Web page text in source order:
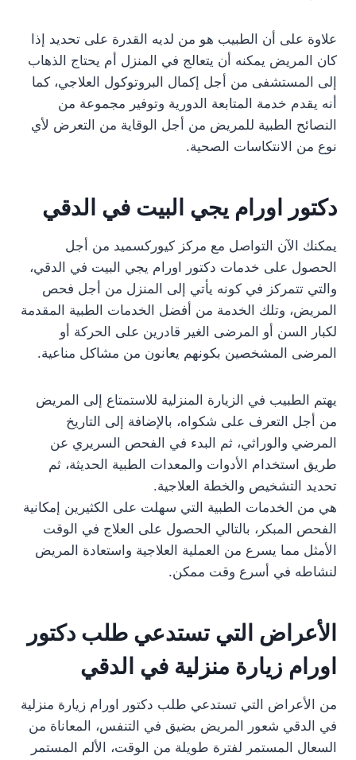
علاوة على أن الطبيب هو من لديه القدرة على تحديد إذا
كان المريض يمكنه أن يتعالج في المنزل أم يحتاج الذهاب
إلى المستشفى من أجل إكمال البروتوكول العلاجي، كما
أنه يقدم خدمة المتابعة الدورية وتوفير مجموعة من
النصائح الطبية للمريض من أجل الوقاية من التعرض لأي
نوع من الانتكاسات الصحية.
دكتور اورام يجي البيت في الدقي
يمكنك الآن التواصل مع مركز كيوركسميد من أجل
الحصول على خدمات دكتور اورام يجي البيت في الدقي،
والتي تتمركز في كونه يأتي إلى المنزل من أجل فحص
المريض، وتلك الخدمة من أفضل الخدمات الطبية المقدمة
لكبار السن أو المرضى الغير قادرين على الحركة أو
المرضى المشخصين بكونهم يعانون من مشاكل مناعية.
يهتم الطبيب في الزيارة المنزلية للاستمتاع إلى المريض
من أجل التعرف على شكواه، بالإضافة إلى التاريخ
المرضي والوراثي، ثم البدء في الفحص السريري عن
طريق استخدام الأدوات والمعدات الطبية الحديثة، ثم
تحديد التشخيص والخطة العلاجية.
هي من الخدمات الطبية التي سهلت على الكثيرين إمكانية
الفحص المبكر، بالتالي الحصول على العلاج في الوقت
الأمثل مما يسرع من العملية العلاجية واستعادة المريض
لنشاطه في أسرع وقت ممكن.
الأعراض التي تستدعي طلب دكتور
اورام زيارة منزلية في الدقي
من الأعراض التي تستدعي طلب دكتور اورام زيارة منزلية
في الدقي شعور المريض بضيق في التنفس، المعاناة من
السعال المستمر لفترة طويلة من الوقت، الألم المستمر